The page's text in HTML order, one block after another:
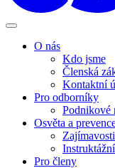
O nás
Kdo jsme
Členská
Kontaktní
Pro odborníky
Podnikové
Osvěta a
Pro členy